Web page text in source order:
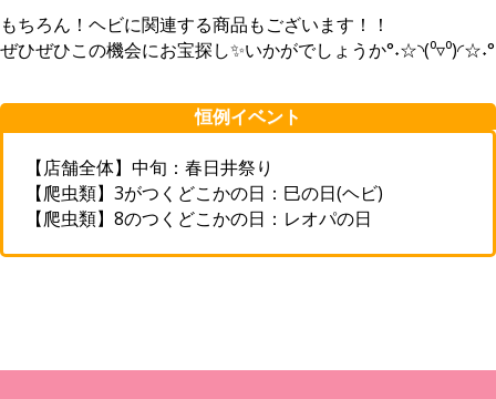
もちろん！ヘビに関連する商品もございます！！
ぜひぜひこの機会にお宝探し✨いかがでしょうか°˖☆◝(⁰▿⁰)◜☆˖°
恒例イベント
【店舗全体】中旬：春日井祭り
【爬虫類】3がつくどこかの日：巳の日(ヘビ)
【爬虫類】8のつくどこかの日：レオパの日